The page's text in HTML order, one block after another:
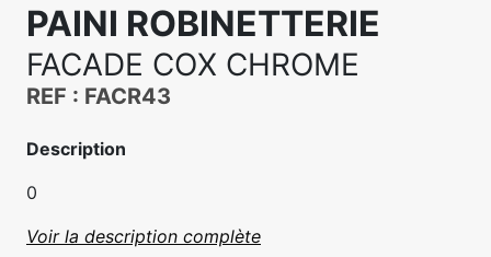
PAINI ROBINETTERIE
FACADE COX CHROME
REF : FACR43
Description
0
Voir la description complète